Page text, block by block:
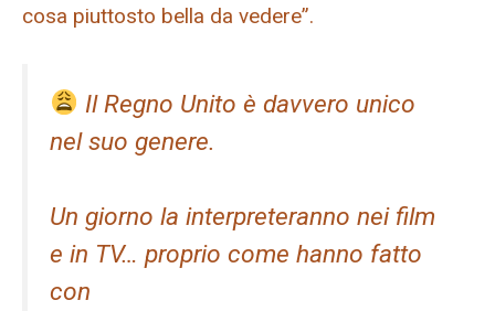
cosa piuttosto bella da vedere”.
Il Regno Unito è davvero unico
nel suo genere.
Un giorno la interpreteranno nei film
e in TV… proprio come hanno fatto
con